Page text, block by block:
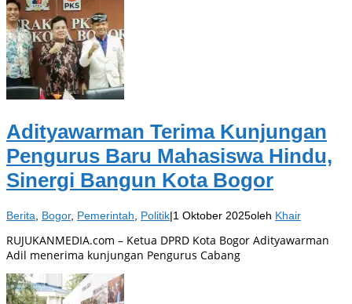
Adityawarman Terima Kunjungan
Pengurus Baru Mahasiswa Hindu,
Sinergi Bangun Kota Bogor
Berita, Bogor, Pemerintah, Politik|1 Oktober 2025oleh Khair
RUJUKANMEDIA.com – Ketua DPRD Kota Bogor Adityawarman
Adil menerima kunjungan Pengurus Cabang